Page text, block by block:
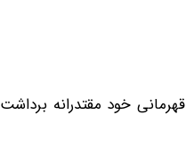
خود مقتدرانه برداشت